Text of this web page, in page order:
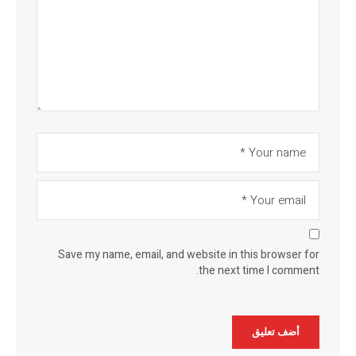
Save my name, email, and website in this browser for
the next time I comment.